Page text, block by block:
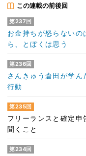
この連載の前後回
第237回
お金持ちが怒らない
ら、とぼくは思う
第236回
さんきゅう倉田が学
行動
第235回
フリーランスと確定
聞くこと
第234回